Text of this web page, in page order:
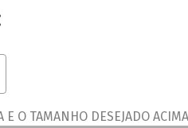
E O TAMANHO DESEJADO ACIMA